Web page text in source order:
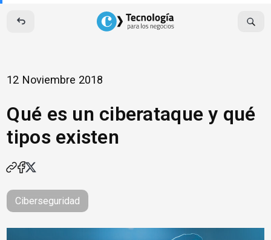
Skip
content
12 Noviembre 2018
Qué es un ciberataque y qué
tipos existen
Ciberseguridad